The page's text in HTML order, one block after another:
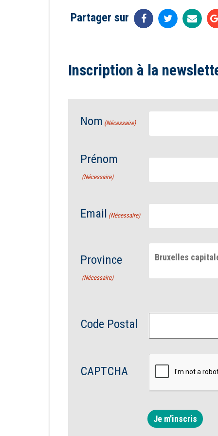
Partager sur
Inscription à la
Nom (Nécessaire)
Prénom
(Nécessaire)
Email (Nécessaire)
Province
(Nécessaire)
Bruxelles
Code Postal
CAPTCHA
Je m'inscris